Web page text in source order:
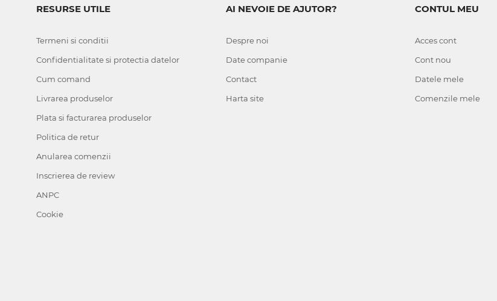
RESURSE UTILE
Termeni si conditii
Confidentialitate si protectia datelor
Cum comand
Livrarea produselor
Plata si facturarea produselor
Politica de retur
Anularea comenzii
Inscrierea de review
ANPC
Cookie
AI NEVOIE DE AJUTOR?
Despre noi
Date companie
Contact
Harta site
CONTUL MEU
Acces cont
Cont nou
Datele mele
Comenzile mele